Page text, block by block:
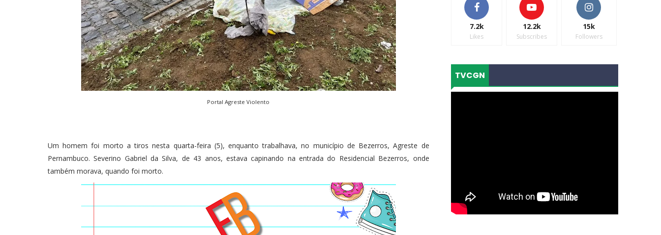
Portal Agreste Violento
Um homem foi morto a tiros nesta quarta-feira (5), enquanto trabalhava, no município de Bezerros, Agreste de
Pernambuco. Severino Gabriel da Silva, de 43 anos, estava capinando na entrada do Residencial Bezerros, onde
também morava, quando foi morto.
7.2k
Likes
12.2k
Subscribes
15k
Followers
TVCGN